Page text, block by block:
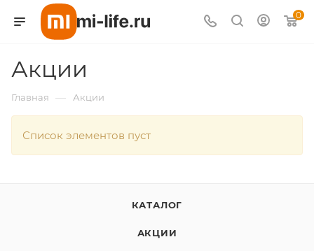
0
Акции
Главная — Акции
Список элементов пуст
КАТАЛОГ
АКЦИИ
Для клиентов всех банков
Разбейте
оплатуна части
без переплат